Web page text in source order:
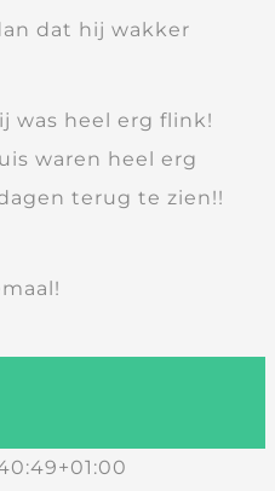
dat hij wakker
was heel erg flink!
waren heel erg
terug te zien!!